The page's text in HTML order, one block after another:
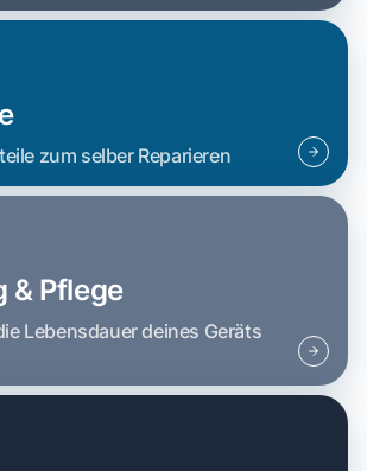
zum selber Reparieren
& Pflege
Lebensdauer deines Geräts